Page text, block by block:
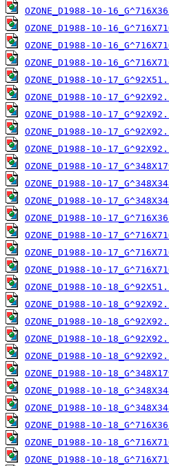
OZONE_D1988-10-
OZONE_D1988-10-
OZONE_D1988-10-
OZONE_D1988-10-
OZONE_D1988-10-
OZONE_D1988-10-
OZONE_D1988-10-
OZONE_D1988-10-
OZONE_D1988-10-
OZONE_D1988-10-
OZONE_D1988-10-
OZONE_D1988-10-
OZONE_D1988-10-
OZONE_D1988-10-
OZONE_D1988-10-
OZONE_D1988-10-
OZONE_D1988-10-
OZONE_D1988-10-
OZONE_D1988-10-
OZONE_D1988-10-
OZONE_D1988-10-
OZONE_D1988-10-
OZONE_D1988-10-
OZONE_D1988-10-
OZONE_D1988-10-
OZONE_D1988-10-
OZONE_D1988-10-